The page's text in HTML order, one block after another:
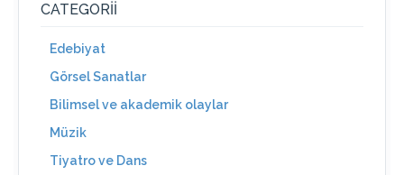
CATEGORII
Edebiyat
Görsel Sanatlar
Bilimsel ve akademik olaylar
Müzik
Tiyatro ve Dans